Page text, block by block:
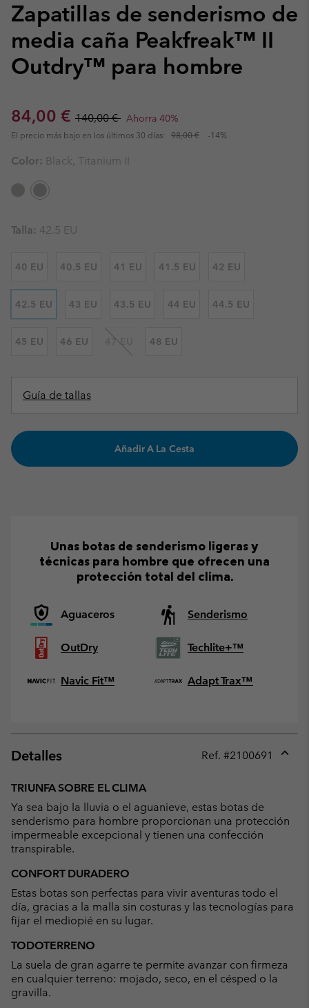
Zapatillas de senderismo de
media caña Peakfreak™ II
Outdry™ para hombre
Sale price:
84,00 € Regular price:
140,00 € Ahorra 40%
El precio más bajo en los últimos 30 días: 98,00 € -14%
Color: Black, Titanium II
Talla: 42.5 EU
40 EU 40.5 EU 41 EU 41.5 EU 42 EU
42.5 EU 43 EU 43.5 EU 44 EU 44.5 EU
45 EU 46 EU 47 EU 48 EU
Guía de tallas
Añadir A La Cesta
Unas botas de senderismo ligeras y
técnicas para hombre que ofrecen una
protección total del clima.
Aguaceros Senderismo
OutDry Techlite+™
Navic Fit™ Adapt Trax™
Detalles Ref. #2100691
TRIUNFA SOBRE EL CLIMA
Ya sea bajo la lluvia o el aguanieve, estas botas de
senderismo para hombre proporcionan una protección
impermeable excepcional y tienen una confección
transpirable.
CONFORT DURADERO
Estas botas son perfectas para vivir aventuras todo el
día, gracias a la malla sin costuras y las tecnologías para
fijar el mediopié en su lugar.
TODOTERRENO
La suela de gran agarre te permite avanzar con firmeza
en cualquier terreno: mojado, seco, en el césped o la
gravilla.